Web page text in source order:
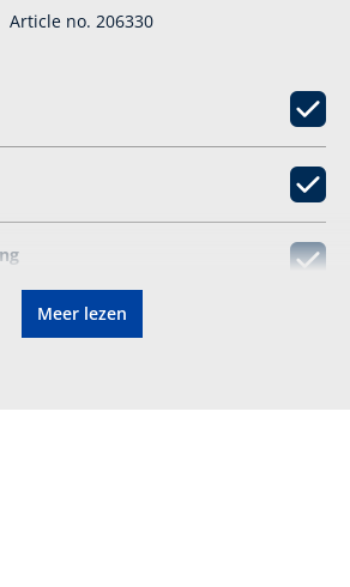
Article no. 206330
Meer lezen